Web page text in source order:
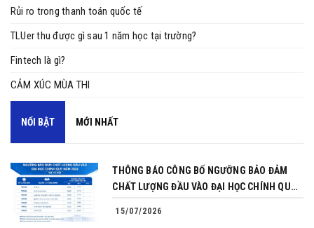
Rủi ro trong thanh toán quốc tế
TLUer thu được gì sau 1 năm học tại trường?
Fintech là gì?
CẢM XÚC MÙA THI
NỔI BẬT MỚI NHẤT
THÔNG BÁO CÔNG BỐ NGƯỠNG BẢO ĐẢM
CHẤT LƯỢNG ĐẦU VÀO ĐẠI HỌC CHÍNH QUY
15/07/2026